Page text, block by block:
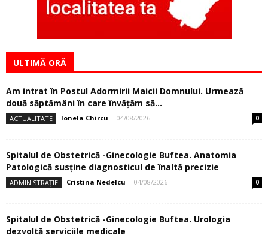
ULTIMĂ ORĂ
Am intrat în Postul Adormirii Maicii Domnului. Urmează
două săptămâni în care învăţăm să...
ACTUALITATE Ionela Chircu - 04/08/2026 0
Spitalul de Obstetrică -Ginecologie Buftea. Anatomia
Patologică susţine diagnosticul de înaltă precizie
ADMINISTRAȚIE Cristina Nedelcu - 04/08/2026 0
Spitalul de Obstetrică -Ginecologie Buftea. Urologia
dezvoltă serviciile medicale